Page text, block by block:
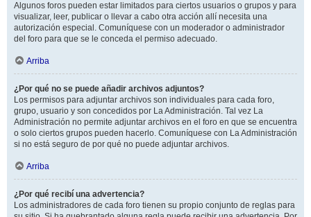
Algunos foros pueden estar limitados para ciertos usuarios o grupos y para
visualizar, leer, publicar o llevar a cabo otra acción allí necesita una
autorización especial. Comuníquese con un moderador o administrador
del foro para que se le conceda el permiso adecuado.
Arriba
¿Por qué no se puede añadir archivos adjuntos?
Los permisos para adjuntar archivos son individuales para cada foro,
grupo, usuario y son concedidos por La Administración. Tal vez La
Administración no permite adjuntar archivos en el foro en que se encuentra
o solo ciertos grupos pueden hacerlo. Comuníquese con La Administración
si no está seguro de por qué no puede adjuntar archivos.
Arriba
¿Por qué recibí una advertencia?
Los administradores de cada foro tienen su propio conjunto de reglas para